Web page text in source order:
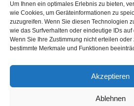
Um Ihnen ein optimales Erlebnis zu bieten,
wie Cookies, um Geräteinformationen zu
zuzugreifen. Wenn Sie diesen Technologien
wie das Surfverhalten oder eindeutige IDs
Wenn Sie Ihre Zustimmung nicht erteilen
bestimmte Merkmale und Funktionen
Akzeptieren
Ablehnen
© 2007 - 2026 Armenisch Apostolische
Datenschutzerklärung